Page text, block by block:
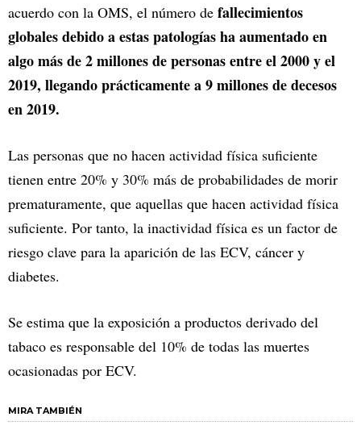
acuerdo con la OMS, el número de fallecimientos
globales debido a estas patologías ha aumentado en
algo más de 2 millones de personas entre el 2000 y el
2019, llegando prácticamente a 9 millones de decesos
en 2019.
Las personas que no hacen actividad física suficiente
tienen entre 20% y 30% más de probabilidades de morir
prematuramente, que aquellas que hacen actividad física
suficiente. Por tanto, la inactividad física es un factor de
riesgo clave para la aparición de las ECV, cáncer y
diabetes.
Se estima que la exposición a productos derivado del
tabaco es responsable del 10% de todas las muertes
ocasionadas por ECV.
MIRA TAMBIÉN